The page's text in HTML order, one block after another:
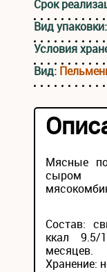
Срок
Вид упаковки:
Условия
Вид:
Мясные
сыром
Состав:
ккал 9.5/
Хранение: